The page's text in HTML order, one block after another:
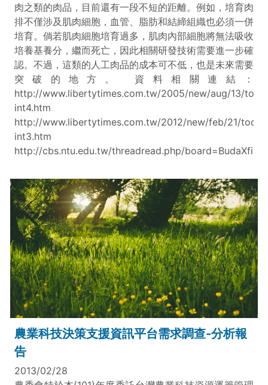
肉之類的肉品，目前還有一段不短的距離。例如，培育肉
排不僅涉及肌肉細胞，血管、脂肪和結締組織也必須一併
培育。倘若肌肉細胞培育過多，肌肉內部細胞將無法吸收
培養基養分，繼而死亡，因此相關研發技術需要進一步確
認。不過，這類的人工肉品的成本可不低，也是未來需要
突破的地方。 資料相關連結：
http://www.libertytimes.com.tw/2005/new/aug/13/
int4.htm
http://www.libertytimes.com.tw/2012/new/feb/21/
int3.htm
http://cbs.ntu.edu.tw/threadread.php/
農業科技決策支援資訊平台需求調查-分析報
告
2013/02/28